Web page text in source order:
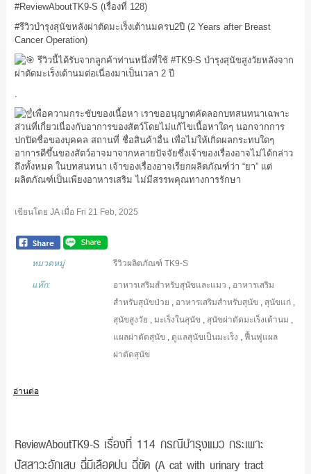
#ReviewAboutTK9-S (เรื่องที่ 128)
#รีวิวบำรุงสุนัขหลังผ่าตัดมะเร็งเต้านมครบ2ปี (2 Years after Breast
Cancer Operation)
รีวิวนี้ได้รับจากลูกค้าท่านหนึ่งที่ใช้ #TK9-S บำรุงสุนัขสูงวัยหลังจาก
ผ่าตัดมะเร็งเต้านมต่อเนื่องมาเป็นเวลา 2 ปี
เพื่อความกระชับของเนื้อหา เราขออนุญาตคัดลอกบทสนทนาเฉพาะ
ส่วนที่เกี่ยวเนื่องกับอาการของสัตว์โดยไม่แก้ไขเนื้อหาใดๆ นอกจากการ
ปกปิดชื่อของบุคคล สถานที่ ชื่อสินค้าอื่น เพื่อไม่ให้เกิดผลกระทบใดๆ
อาการดีขึ้นของสัตว์อาจมาจากหลายปัจจัยซึ่งเจ้าของเรื่องอาจไม่ได้กล่าว
ถึงทั้งหมด ในบทสนทนา เจ้าของเรื่องอาจเรียกผลิตภัณฑ์ว่า “ยา” แต่
ผลิตภัณฑ์เป็นเพียงอาหารเสริม ไม่มีสรรพคุณทางการรักษา
เขียนโดย JAเมื่อ Fri 21 Feb, 2025
หมวดหมู่ รีวิวผลิตภัณฑ์ TK9-S
แท๊ก: อาหารเสริมสำหรับสุนัขและแมว , อาหารเสริม
สำหรับสุนัขป่วย , อาหารเสริมสำหรับสุนัข , สุนัขแก่ ,
สุนัขสูงวัย ,มะเร็งในสุนัข , สุนัขผ่าตัดมะเร็งเต้านม ,
แผลผ่าตัดสุนัข , ดูแลสุนัขเป็นมะเร็ง ,ฟื้นฟูแผล
ผ่าตัดสุนัข
อ่านต่อ
ReviewAboutTK9-S เรื่องที่ 114 กรณีบำรุงแมว กระเพาะ
ปัสสาวะอักเสบ ฉี่มีเลือดปน ฉี่ขัด (A cat with urinary tract